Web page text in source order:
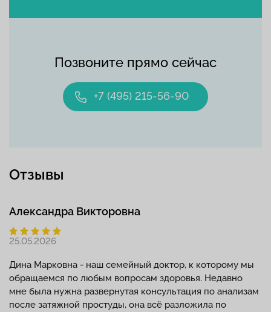
Позвоните прямо сейчас
+7 (495) 215-56-90
Отзывы
Александра Викторовна
25.05.2026
Дина Марковна - наш семейный доктор, к которому мы
обращаемся по любым вопросам здоровья. Недавно
мне была нужна развернутая консультация по анализам
после затяжной простуды, она всё разложила по